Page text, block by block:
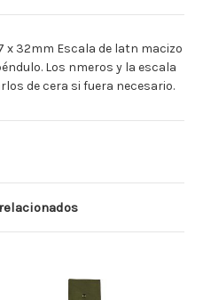
x 32mm Escala de latn macizo
Los nmeros y la escala
de cera si fuera necesario.